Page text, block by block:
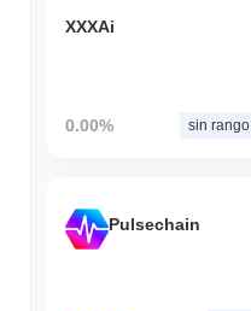
XXXAi
0.00% sin rango
Pulsechain